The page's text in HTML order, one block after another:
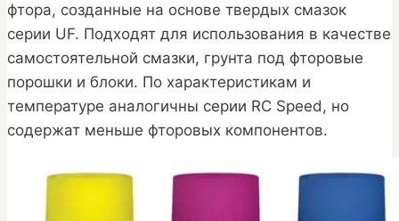
фтора, созданные на основе твердых смазок
серии UF. Подходят для использования в качестве
самостоятельной смазки, грунта под фторовые
порошки и блоки. По характеристикам и
температуре аналогичны серии RC Speed, но
содержат меньше фторовых компонентов.